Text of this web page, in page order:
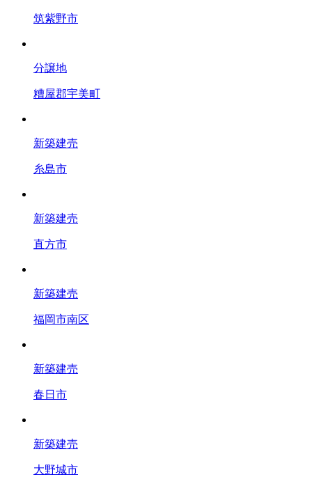
筑紫野市
分譲地
糟屋郡宇美町
新築建売
糸島市
新築建売
直方市
新築建売
福岡市南区
新築建売
春日市
新築建売
大野城市